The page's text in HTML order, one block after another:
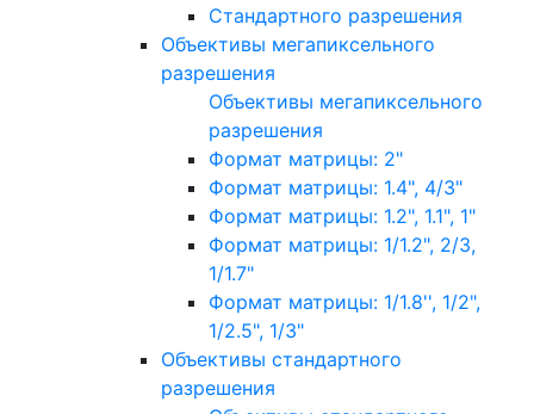
Стандартного разрешения
Объективы мегапиксельного
разрешения
Объективы мегапиксельного
разрешения
Формат матрицы: 2"
Формат матрицы: 1.4", 4/3"
Формат матрицы: 1.2", 1.1", 1"
Формат матрицы: 1/1.2", 2/3,
1/1.7"
Формат матрицы: 1/1.8'', 1/2",
1/2.5", 1/3"
Объективы стандартного
разрешения